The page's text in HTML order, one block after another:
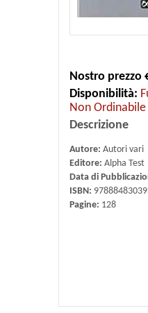
Nostro prezzo
Disponibilità:
Non Ordinabile
Descrizione
Autore: Autori vari
Editore: Alpha Test
Data di
ISBN:
Pagine: 128